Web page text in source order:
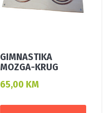
GIMNASTIKA
MOZGA-KRUG
65,00 KM